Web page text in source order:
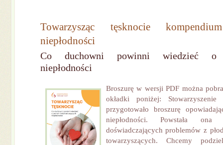
Towarzysząc tęsknocie
niepłodności
Co duchowni powinni wiedzieć o
niepłodności
Broszurę w wersji PDF można
okładki poniżej:
przygotowało broszurę
niepłodności. Powstała ona
doświadczających problemów z
towarzyszących. Chcemy